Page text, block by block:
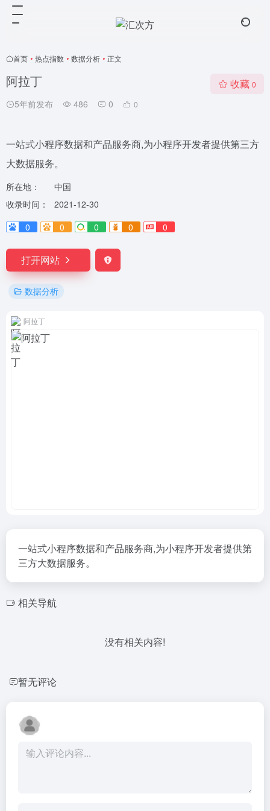
首页 • 热点指数 • 数据分析 • 正文
阿拉丁
5年前发布 486 0 0
收藏 0
一站式小程序数据和产品服务商,为小程序开发者提供第三方
大数据服务。
所在地：
中国
收录时间：
2021-12-30
0
0 0 0 0
打开网站
数据分析
阿拉丁
一站式小程序数据和产品服务商,为小程序开发者提供第
三方大数据服务。
相关导航
没有相关内容!
暂无评论